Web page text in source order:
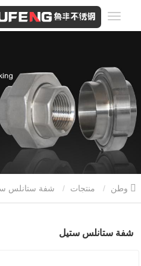
منتجات
شفة ستانلس ستيل